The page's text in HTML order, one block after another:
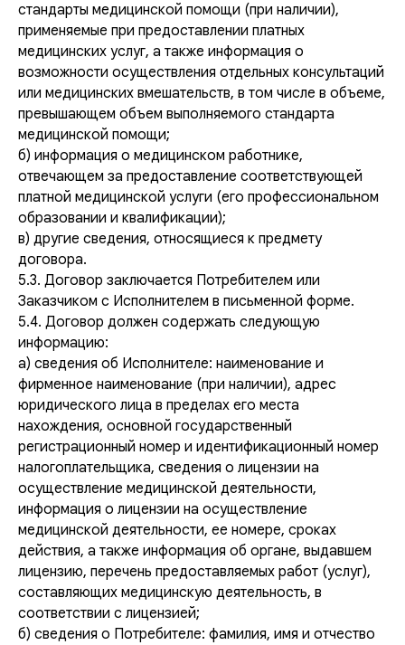
стандарты медицинской помощи (при наличии),
применяемые при предоставлении платных
медицинских услуг, а также информация о
возможности осуществления отдельных консультаций
или медицинских вмешательств, в том числе в объеме,
превышающем объем выполняемого стандарта
медицинской помощи;
б) информация о медицинском работнике,
отвечающем за предоставление соответствующей
платной медицинской услуги (его профессиональном
образовании и квалификации);
в) другие сведения, относящиеся к предмету
договора.
5.3. Договор заключается Потребителем или
Заказчиком с Исполнителем в письменной форме.
5.4. Договор должен содержать следующую
информацию:
а) сведения об Исполнителе: наименование и
фирменное наименование (при наличии), адрес
юридического лица в пределах его места
нахождения, основной государственный
регистрационный номер и идентификационный номер
налогоплательщика, сведения о лицензии на
осуществление медицинской деятельности,
информация о лицензии на осуществление
медицинской деятельности, ее номере, сроках
действия, а также информация об органе, выдавшем
лицензию, перечень предоставляемых работ (услуг),
составляющих медицинскую деятельность, в
соответствии с лицензией;
б) сведения о Потребителе: фамилия, имя и отчество